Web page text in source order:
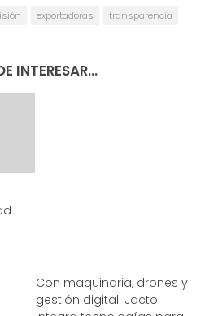
exportadoras transparencia
INTERESAR...
Con maquinaria, drones y
gestión digital: Jacto